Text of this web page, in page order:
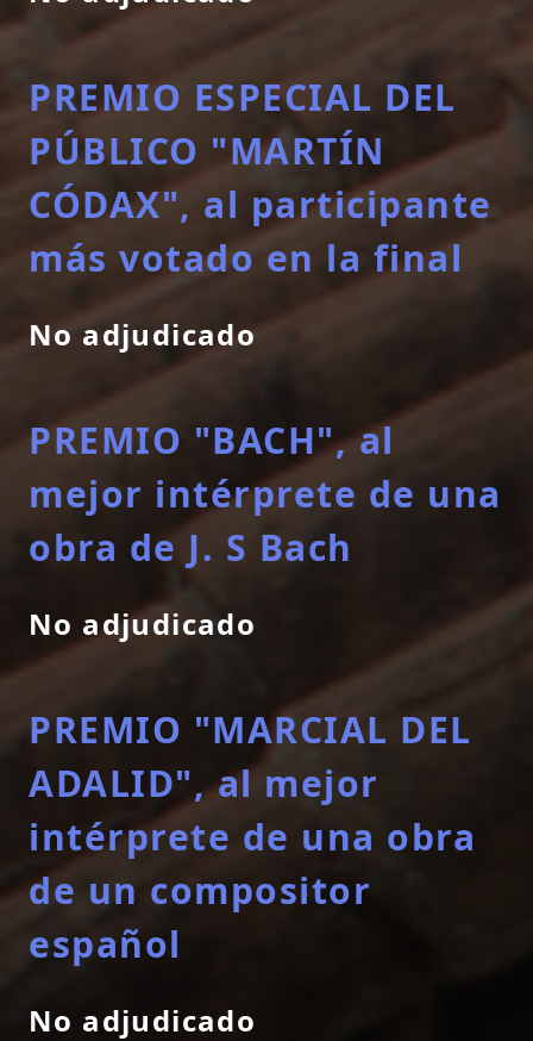
PREMIO ESPECIAL DEL
PÚBLICO "MARTÍN
CÓDAX", al participante
más votado en la final
No adjudicado
PREMIO "BACH", al
mejor intérprete de una
obra de J. S Bach
No adjudicado
PREMIO "MARCIAL DEL
ADALID", al mejor
intérprete de una obra
de un compositor
español
No adjudicado